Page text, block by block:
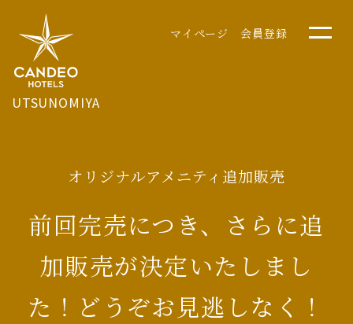
UTSUNOMIYA
マイページ 会員登録
オリジナルアメニティ追加販売
前回完売につき、さらに追
加販売が決定いたしまし
た！どうぞお見逃しなく！